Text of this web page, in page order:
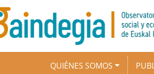
principal
Navegación principal
QUIÉNES SOMOS